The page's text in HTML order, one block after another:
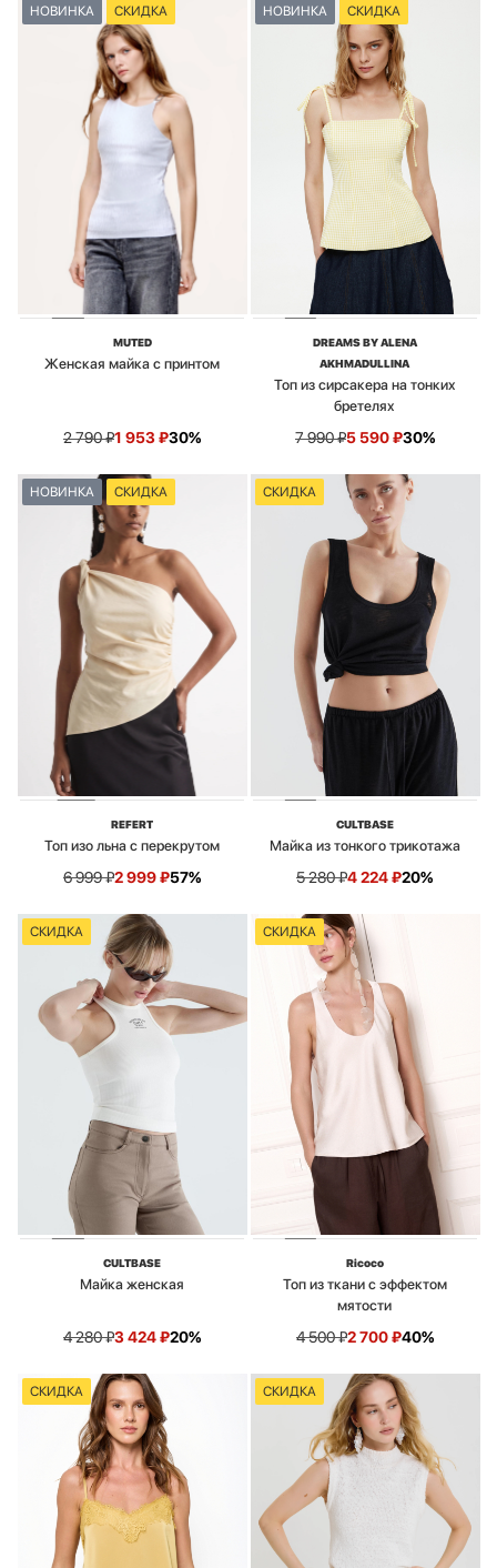
НОВИНКА СКИДКА
MUTED
Женская майка с принтом
2 790₽1 953₽30%
НОВИНКА СКИДКА
DREAMS BY ALENA
AKHMADULLINA
Топ из сирсакера на тонких
бретелях
7 990₽5 590₽30%
НОВИНКА СКИДКА
REFERT
Топ изо льна с перекрутом
6 999₽2 999₽57%
СКИДКА
CULTBASE
Майка из тонкого трикотажа
5 280₽4 224₽20%
СКИДКА
CULTBASE
Майка женская
4 280₽3 424₽20%
СКИДКА
Ricoco
Топ из ткани с эффектом
мятости
4 500₽2 700₽40%
СКИДКА СКИДКА